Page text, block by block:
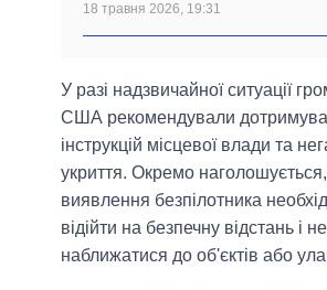
18 травня 2026, 19:31
У разі надзвичайної ситуації
США рекомендували
інструкцій місцевої влади та
укриття. Окремо
виявлення безпілотника
відійти на безпечну відстань і не
наближатися до об'єктів або